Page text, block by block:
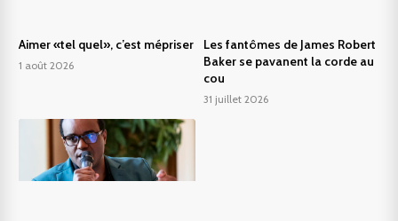
Aimer «tel quel», c’est mépriser
1 août 2026
Les fantômes de James Robert
Baker se pavanent la corde au
cou
31 juillet 2026